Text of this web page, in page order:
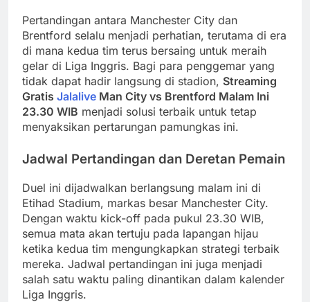
Pertandingan antara Manchester City dan
Brentford selalu menjadi perhatian, terutama di era
di mana kedua tim terus bersaing untuk meraih
gelar di Liga Inggris. Bagi para penggemar yang
tidak dapat hadir langsung di stadion, Streaming
Gratis Jalalive Man City vs Brentford Malam Ini
23.30 WIB menjadi solusi terbaik untuk tetap
menyaksikan pertarungan pamungkas ini.
Jadwal Pertandingan dan Deretan Pemain
Duel ini dijadwalkan berlangsung malam ini di
Etihad Stadium, markas besar Manchester City.
Dengan waktu kick-off pada pukul 23.30 WIB,
semua mata akan tertuju pada lapangan hijau
ketika kedua tim mengungkapkan strategi terbaik
mereka. Jadwal pertandingan ini juga menjadi
salah satu waktu paling dinantikan dalam kalender
Liga Inggris.